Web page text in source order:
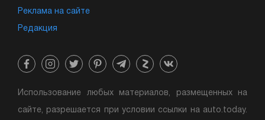
Реклама на сайте
Редакция
Использование любых материалов, размещенных на
сайте, разрешается при условии ссылки на auto.today.